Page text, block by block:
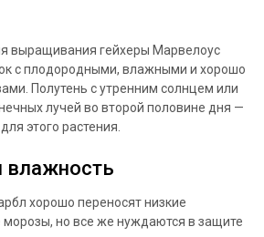
выращивания гейхеры Марвелоус
с плодородными, влажными и хорошо
Полутень с утренним солнцем или
лучей во второй половине дня —
этого растения.
влажность
хорошо переносят низкие
но все же нуждаются в защите